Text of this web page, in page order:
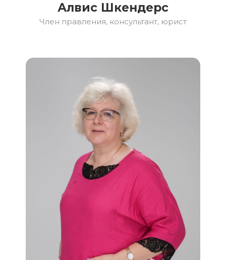
Алвис Шкендерс
Член правления, консультант, юрист